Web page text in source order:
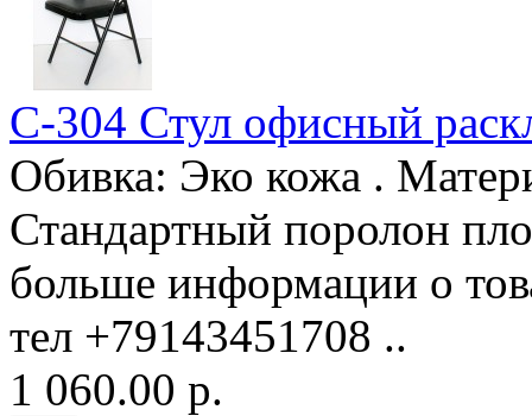
C-304 Стул офисный
Обивка: Эко кожа .
Стандартный поролон
больше информации о
тел +79143451708 ..
1 060.00 р.